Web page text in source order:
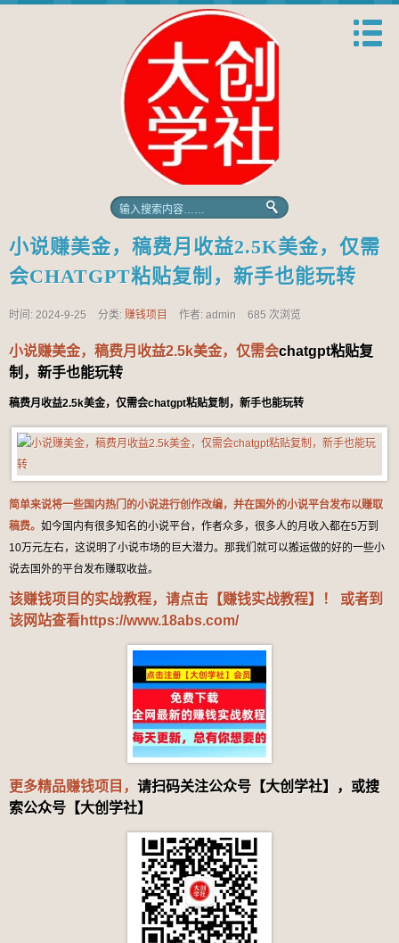
小说赚美金，稿费月收益2.5K美金，仅需
会CHATGPT粘贴复制，新手也能玩转
时间: 2024-9-25 分类: 赚钱项目 作者: admin 685 次浏览
小说赚美金，稿费月收益2.5k美金，仅需会chatgpt粘贴复
制，新手也能玩转
稿费月收益2.5k美金，仅需会chatgpt粘贴复制，新手也能玩转
简单来说将一些国内热门的小说进行创作改编，并在国外的小说平台发布以赚取
稿费。 如今国内有很多知名的小说平台，作者众多，很多人的月收入都在5万到
10万元左右，这说明了小说市场的巨大潜力。那我们就可以搬运做的好的一些小
说去国外的平台发布赚取收益。
该赚钱项目的实战教程，请点击【赚钱实战教程】！ 或者到
该网站查看https://www.18abs.com/
更多精品赚钱项目， 请扫码关注公众号【大创学社】，或搜
索公众号【大创学社】